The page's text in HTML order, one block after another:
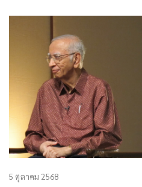
5 ตุลาคม 2568